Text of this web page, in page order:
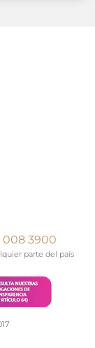
3900
parte del país